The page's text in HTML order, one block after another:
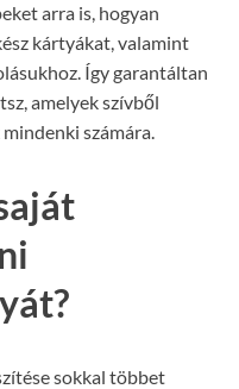
arra is, hogyan
kártyákat, valamint
Így garantáltan
amelyek szívből
számára.
sokkal többet